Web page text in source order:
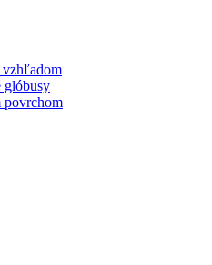
vzhľadom
glóbusy
povrchom